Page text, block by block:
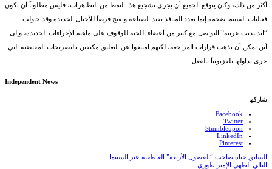
أكثر من ذلك، وكان يتوقع الجميع أن يجري تشجيع هذا النمط من التظاهرات، فليس مطلوباً أن تكون
فعاليات السينما ضخمة إنما تعدد المنافذ يفيد الصناعة ويفتح فرصاً للأجيال الجديدة.وقد حاولت
“اندبندنت عربية” التواصل مع كثير من أعضاء اللجنة للوقوف على ماهية الإجراءات الجديدة، وإلى
أين يمكن أن تذهب قرارات المراجعة، لكنهم امتنعوا عن التعليق مكتفين بالتصريحات المقتضبة التي
جرى تداولها تلفزيونياً بالفعل.
Independent News
شاركها
Facebook
Twitter
Stumbleupon
LinkedIn
Pinterest
السابق حياة صاحب “الفصول الأربعة” العاطفية عبر السينما
التالي الطهي الإمبراطوري